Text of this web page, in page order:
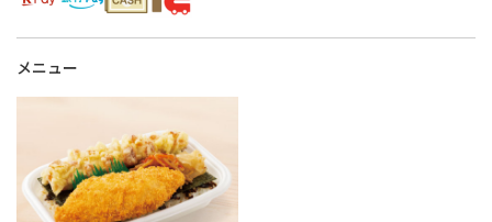
メニュー